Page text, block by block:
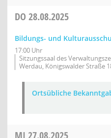
DO 28.08.2025
Bildungs- und
17:00 Uhr
Sitzungssaal des
Werdau, Königswalder Straße
Ortsübliche
MI 27.08.2025